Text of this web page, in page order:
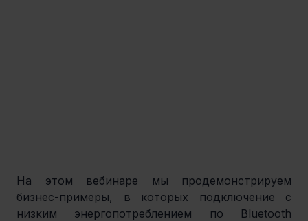
На этом вебинаре мы продемонстрируем
бизнес-примеры, в которых подключение с
низким энергопотреблением по Bluetooth